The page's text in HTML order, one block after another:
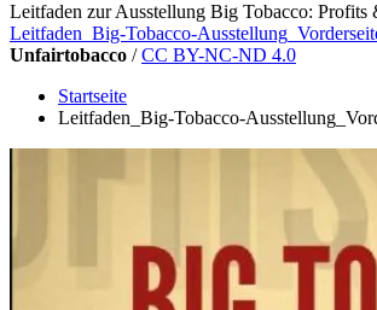
Leitfaden zur Ausstellung Big Tobacco: Profits
Leitfaden_Big-Tobacco-
Unfairtobacco /CC BY-NC-ND 4.0
Startseite
Leitfaden_Big-Tobacco-